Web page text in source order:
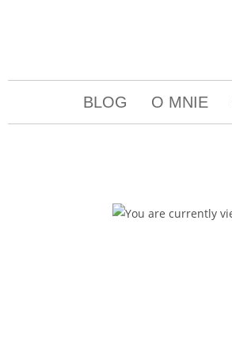
BLOG O MNIE